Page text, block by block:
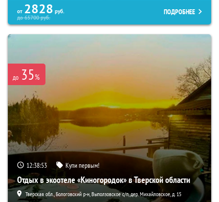
от 2828 руб.
до65700руб.
ПОДРОБНЕЕ
до 35%
12:38:52 Купи первым!
Отдых в экоотеле «Киногородок» в Тверской области
Тверская обл., Бологовский р-н, Выползовское с/п, дер. Михайловское, д. 15